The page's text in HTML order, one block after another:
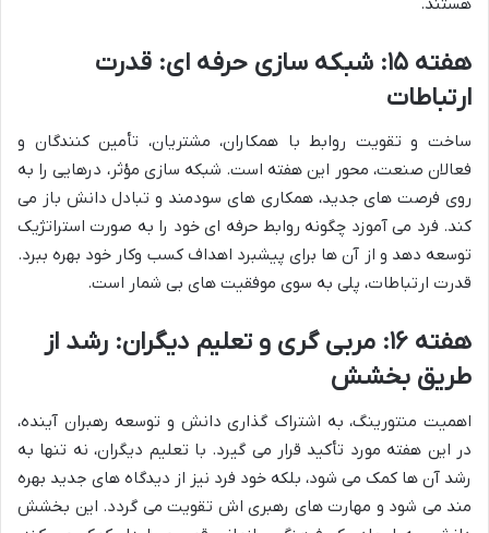
هفته ۱۵: شبکه سازی حرفه ای: قدرت
ارتباطات
ساخت و تقویت روابط با همکاران، مشتریان، تأمین کنندگان و
فعالان صنعت، محور این هفته است. شبکه سازی مؤثر، درهایی را به
روی فرصت های جدید، همکاری های سودمند و تبادل دانش باز می
کند. فرد می آموزد چگونه روابط حرفه ای خود را به صورت استراتژیک
توسعه دهد و از آن ها برای پیشبرد اهداف کسب وکار خود بهره ببرد.
قدرت ارتباطات، پلی به سوی موفقیت های بی شمار است.
هفته ۱۶: مربی گری و تعلیم دیگران: رشد از
طریق بخشش
اهمیت منتورینگ، به اشتراک گذاری دانش و توسعه رهبران آینده،
در این هفته مورد تأکید قرار می گیرد. با تعلیم دیگران، نه تنها به
رشد آن ها کمک می شود، بلکه خود فرد نیز از دیدگاه های جدید بهره
مند می شود و مهارت های رهبری اش تقویت می گردد. این بخشش